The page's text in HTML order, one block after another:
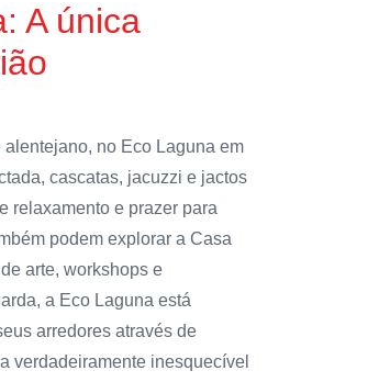
A única
no Eco Laguna em
cascatas, jacuzzi e jactos
relaxamento e prazer para
podem explorar a Casa
arte, workshops e
a Eco Laguna está
arredores através de
verdadeiramente inesquecível